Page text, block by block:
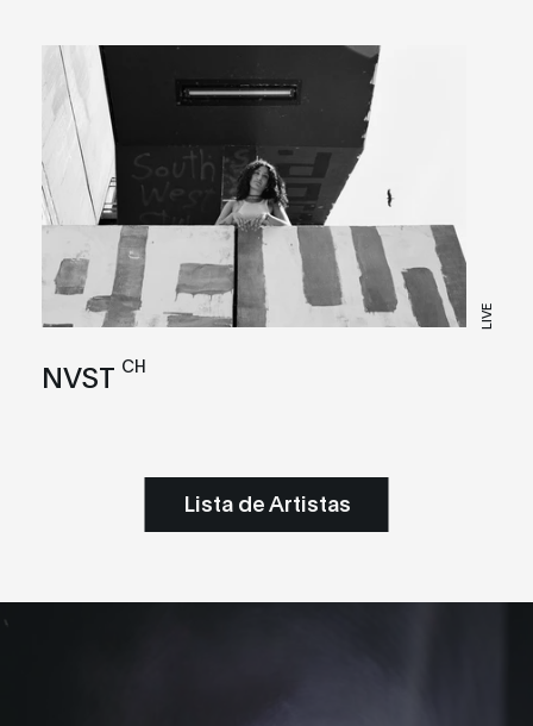
LIVE
NVST CH
Lista de Artistas